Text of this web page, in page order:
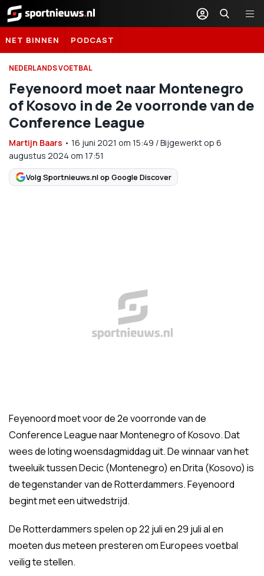
Sportnieuws.nl
NET BINNEN PODCAST
NEDERLANDS VOETBAL
Feyenoord moet naar Montenegro
of Kosovo in de 2e voorronde van de
Conference League
Martijn Baars • 16 juni 2021 om 15:49 /Bijgewerkt op 6
augustus 2024 om 17:51
Volg Sportnieuws.nl op Google Discover
Feyenoord moet voor de 2e voorronde van de
Conference League naar Montenegro of Kosovo. Dat
wees de loting woensdagmiddag uit. De winnaar van het
tweeluik tussen Decic (Montenegro) en Drita (Kosovo) is
de tegenstander van de Rotterdammers. Feyenoord
begint met een uitwedstrijd.
De Rotterdammers spelen op 22 juli en 29 juli al en
moeten dus meteen presteren om Europees voetbal
veilig te stellen.